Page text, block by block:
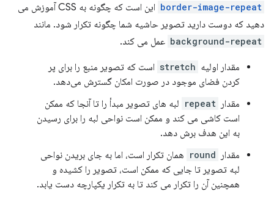
border-image-repeat
این است که چگونه به CSS آموزش می
دهید که دوست دارید تصویر حاشیه شما چگونه تکرار شود. مانند
background-repeat عمل می کند.
مقدار اولیه stretch است که تصویر منبع را برای پر
کردن فضای موجود در صورت امکان گسترش می‌دهد.
مقدار
repeat لبه های تصویر مبدأ را تا آنجا که ممکن
است کاشی می کند و ممکن است نواحی لبه را برای رسیدن
به این هدف برش دهد.
مقدار
round همان تکرار است، اما به جای بریدن نواحی
لبه تصویر تا جایی که ممکن است، تصویر را کشیده و
همچنین آن را تکرار می کند تا به تکرار یکپارچه دست یابد.